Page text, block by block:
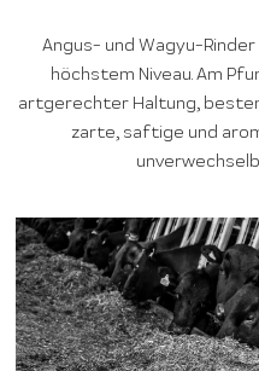
Angus- und Wagyu-
höchstem Niveau. Am
artgerechter Haltung,
zarte, saftige und